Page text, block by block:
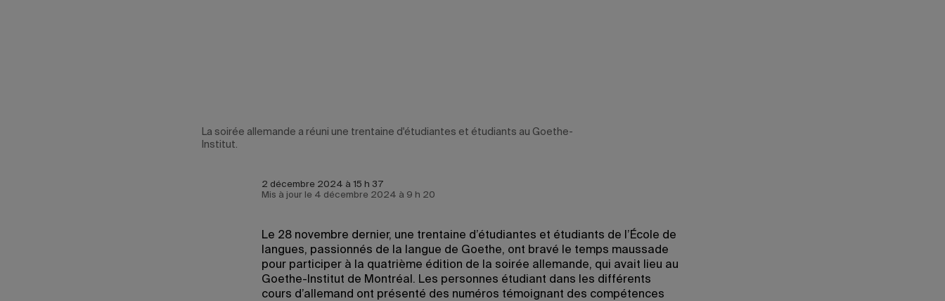
La soirée allemande a réuni une trentaine d'étudiantes et étudiants au Goethe-
Institut.
2 décembre 2024 à 15 h 37
Mis à jour le 4 décembre 2024 à 9 h 20
Le 28 novembre dernier, une trentaine d’étudiantes et étudiants de l’École de
langues, passionnés de la langue de Goethe, ont bravé le temps maussade
pour participer à la quatrième édition de la soirée allemande, qui avait lieu au
Goethe-Institut de Montréal. Les personnes étudiant dans les différents
cours d’allemand ont présenté des numéros témoignant des compétences